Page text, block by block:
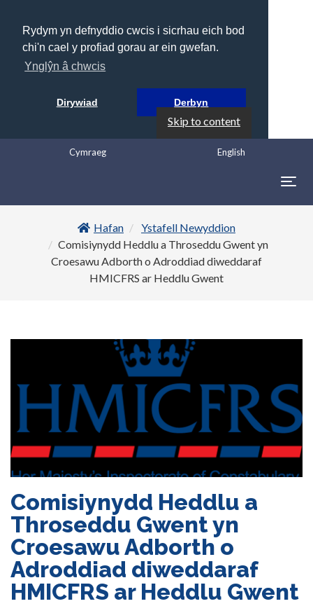
Rydym yn defnyddio cwcis i sicrhau eich bod
chi'n cael y profiad gorau ar ein gwefan.
Ynglŷn â chwcis
Dirywiad Derbyn
Skip to content
English
Cymraeg
Hafan
Ystafell Newyddion
Comisiynydd Heddlu a Throseddu Gwent yn
Croesawu Adborth o Adroddiad diweddaraf
HMICFRS ar Heddlu Gwent
Comisiynydd Heddlu a
Throseddu Gwent yn
Croesawu Adborth o
Adroddiad diweddaraf
HMICFRS ar Heddlu Gwent